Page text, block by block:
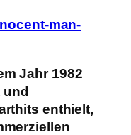
Jahr 1982
und
enthielt,